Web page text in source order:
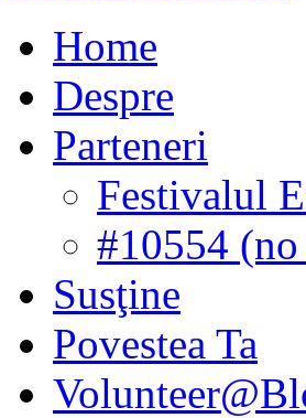
Home
Despre
Parteneri
Festivalul
#10554
Susţine
Povestea Ta